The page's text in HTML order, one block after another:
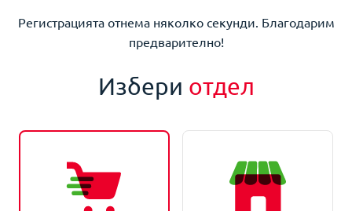
Регистрацията отнема няколко секунди. Благодарим
предварително!
Избери отдел